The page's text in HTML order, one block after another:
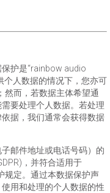
护是“rainbow audio
个人数据的情况下，您亦可
然而，若数据主体希望通
要处理个人数据。若处理
据，我们通常会获得数据
邮件地址或电话号码）的
，并符合适用于
规定。通过本数据保护声
用和处理的个人数据的性